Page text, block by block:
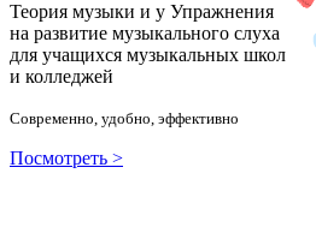
Теория музыки и у Упражнения
на развитие музыкального слуха
для учащихся музыкальных школ
и колледжей
Современно, удобно, эффективно
Посмотреть >